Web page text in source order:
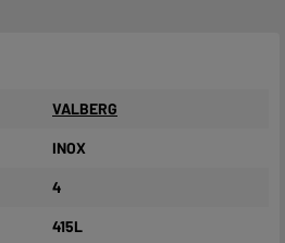
VALBERG
INOX
4
415L